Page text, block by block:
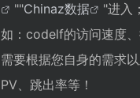
""Chinaz数据
"进入
如：codelf的访问速度
需要根据您自身的需求
PV、跳出率等！